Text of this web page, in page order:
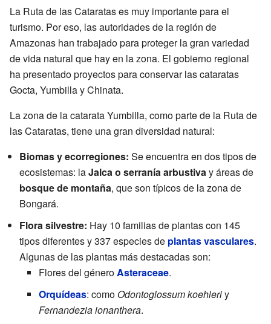
La Ruta de las Cataratas es muy importante para el
turismo. Por eso, las autoridades de la región de
Amazonas han trabajado para proteger la gran variedad
de vida natural que hay en la zona. El gobierno regional
ha presentado proyectos para conservar las cataratas
Gocta, Yumbilla y Chinata.
La zona de la catarata Yumbilla, como parte de la Ruta de
las Cataratas, tiene una gran diversidad natural:
Biomas y ecorregiones: Se encuentra en dos tipos de
ecosistemas: laJalca o serranía arbustivay áreas de
bosque de montaña, que son típicos de la zona de
Bongará.
Flora silvestre: Hay 10 familias de plantas con 145
tipos diferentes y 337 especies de plantas vasculares.
Algunas de las plantas más destacadas son:
Flores del géneroAsteraceae.
Orquídeas: como Odontoglossum koehleriy
Fernandezia ionanthera.